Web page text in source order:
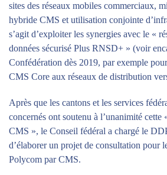
sites des réseaux mobiles commerciaux,
hybride CMS et utilisation conjointe
s’agit d’exploiter les synergies avec le «
données sécurisé Plus RNSD+ » (voir
Confédération dès 2019, par exemple
CMS Core aux réseaux de distribution
Après que les cantons et les services
concernés ont soutenu à l’unanimité cette
CMS », le Conseil fédéral a chargé le
d’élaborer un projet de consultation pour
Polycom par CMS.